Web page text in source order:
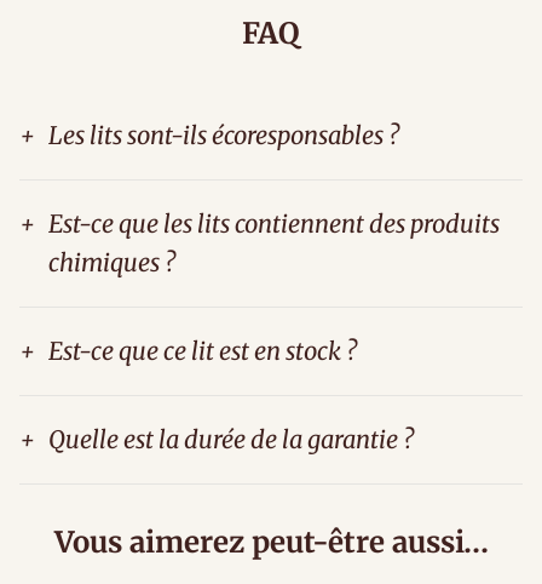
FAQ
+ Les lits sont-ils écoresponsables ?
+ Est-ce que les lits contiennent des produits
chimiques ?
+ Est-ce que ce lit est en stock ?
+ Quelle est la durée de la garantie ?
Vous aimerez peut-être aussi…